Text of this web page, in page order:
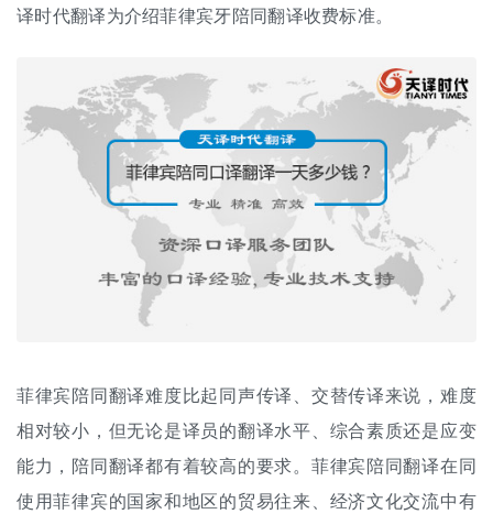
译时代翻译为介绍菲律宾牙陪同翻译收费标准。
菲律宾陪同翻译难度比起同声传译 、交替传译来说，难度
相对较小，但无论是译员的翻译水平、综合素质还是应变
能力，陪同翻译都有着较高的要求。菲律宾陪同翻译在同
使用菲律宾的国家和地区的贸易往来、经济文化交流中有